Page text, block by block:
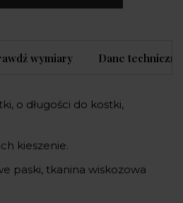
wymiary Dane techniczne
o długości do kostki,
kieszenie.
paski, tkanina wiskozowa